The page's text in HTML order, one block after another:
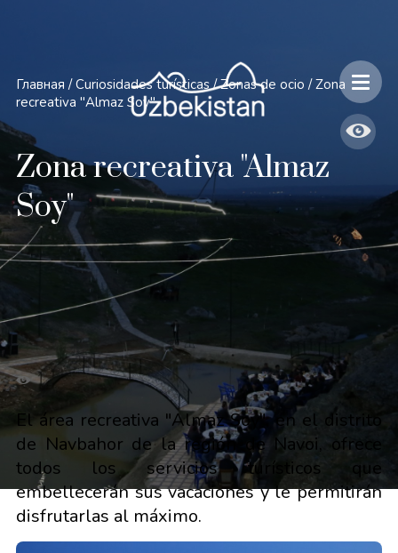
Главная / Curiosidades turísticas / Zonas de ocio / Zona
recreativa "Almaz Soy"
Zona recreativa "Almaz
Soy"
El área recreativa "Almaz Soy", en el distrito
de Navbahor de la región de Navoi, ofrece
todos los servicios turísticos que
embellecerán sus vacaciones y le permitirán
disfrutarlas al máximo.